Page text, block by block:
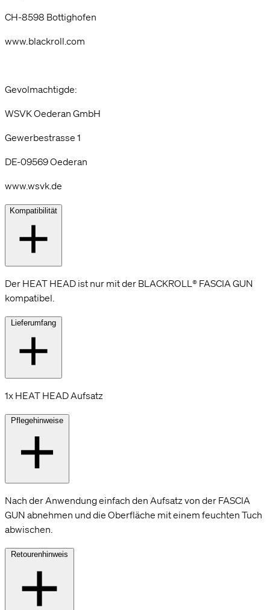
CH-8598 Bottighofen
www.blackroll.com
Gevolmachtigde:
WSVK Oederan GmbH
Gewerbestrasse 1
DE-09569 Oederan
www.wsvk.de
Kompatibilität
Der HEAT HEAD ist nur mit der BLACKROLL® FASCIA GUN
kompatibel.
1x HEAT HEAD Aufsatz
Nach der Anwendung einfach den Aufsatz von der FASCIA
GUN abnehmen und die Oberfläche mit einem feuchten Tuch
abwischen.